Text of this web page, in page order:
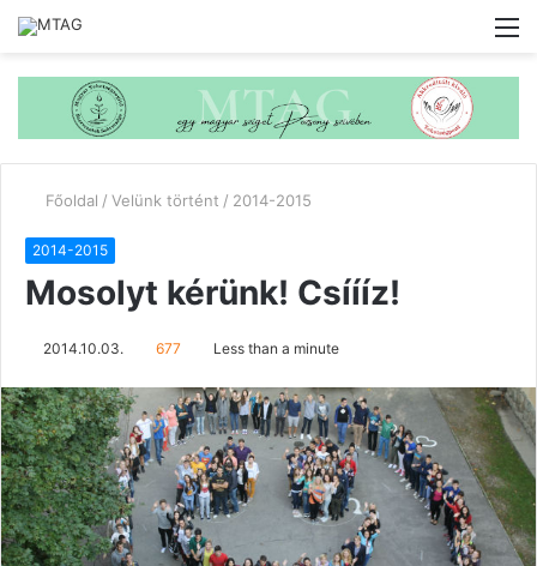
Főoldal / Velünk történt / 2014-2015
2014-2015
Mosolyt kérünk! Csíííz!
2014.10.03. 677 Less than a minute